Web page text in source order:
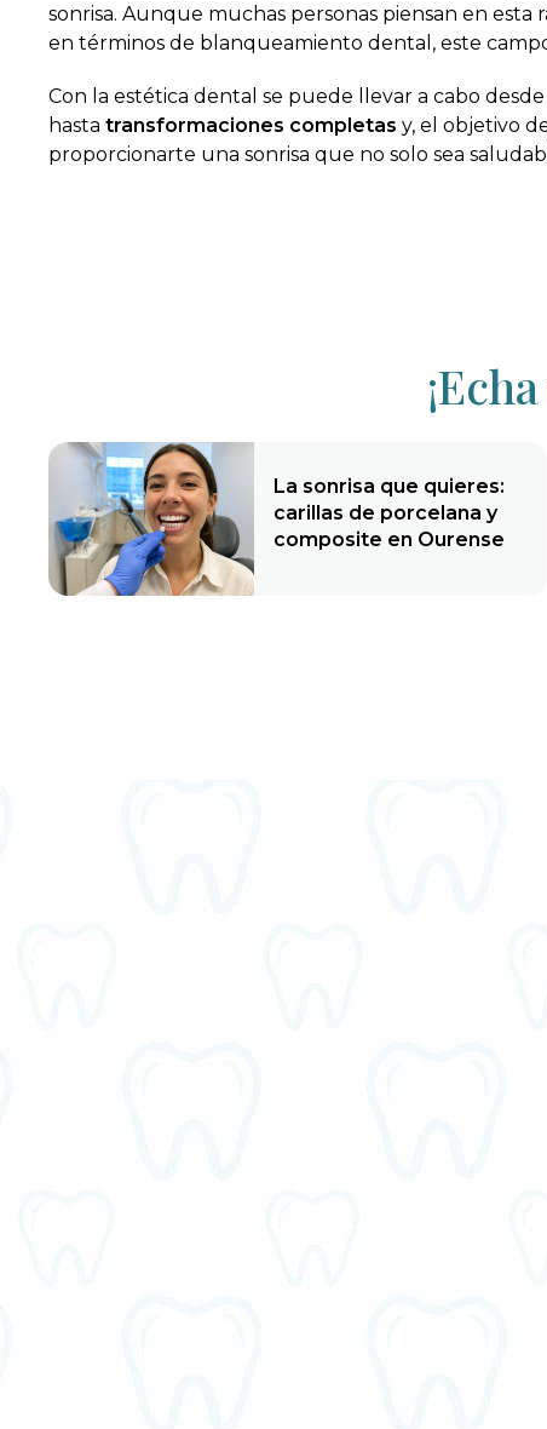
sonrisa. Aunque muchas personas piensan en esta
en términos de blanqueamiento dental, este
Con la estética dental se puede llevar a cabo
hastatransformaciones completas y, el objetivo
proporcionarte una sonrisa que no solo sea
La sonrisa que quieres:
carillas de porcelana y
composite en Ourense